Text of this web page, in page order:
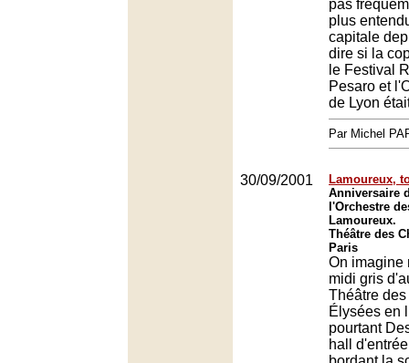
pas
plus
capitale
dire si la
le Festival
Pesaro et
de Lyon
Par Michel
30/09/2001
Lamoureux,
Anniversaire
l'Orchestre
Lamoureux.
Théâtre des
Paris
On imagine
midi gris
Théâtre
Élysées en
pourtant
hall